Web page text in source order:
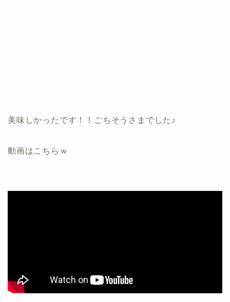
美味しかったです！！ごちそうさまでした♪
動画はこちらｗ